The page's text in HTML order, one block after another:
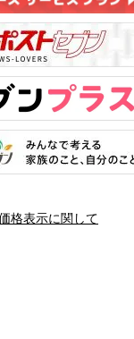
格表示に関して